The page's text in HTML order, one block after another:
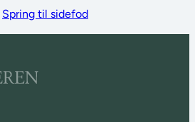
Spring til sidefod